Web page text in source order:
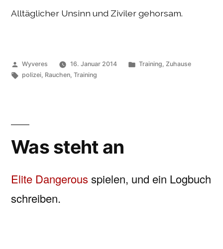
Alltäglicher Unsinn und Ziviler gehorsam.
Veröffentlicht
von
Wyveres 16. Januar 2014
Veröffentlicht
Training, Zuhause
Schlagwörter:
polizei, Rauchen,Training
Was steht an
Elite Dangerous spielen, und ein Logbuch
schreiben.